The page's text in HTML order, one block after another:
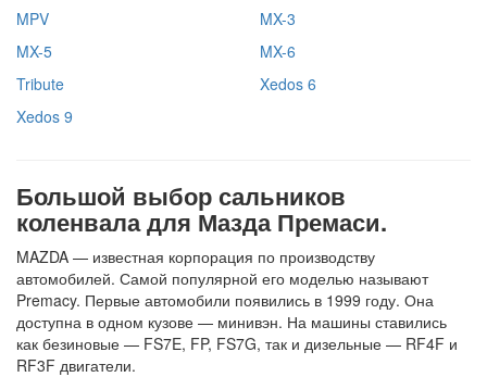
MPV
MX-3
MX-5
MX-6
Tribute
Xedos 6
Xedos 9
Большой выбор сальников
коленвала для Мазда Премаси.
MAZDA — известная корпорация по производству
автомобилей. Самой популярной его моделью называют
Premacy. Первые автомобили появились в 1999 году. Она
доступна в одном кузове — минивэн. На машины ставились
как безиновые — FS7E, FP, FS7G, так и дизельные — RF4F и
RF3F двигатели.